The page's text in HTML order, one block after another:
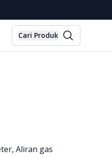
Cari Produk
Aliran gas